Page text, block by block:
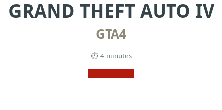
GRAND THEFT AUTO IV
GTA4
⏱ 4 minutes